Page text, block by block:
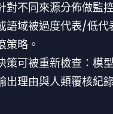
對不同來源分佈做監
語域被過度代表/低代
策略。
策可被重新檢查：模
出理由與人類覆核紀